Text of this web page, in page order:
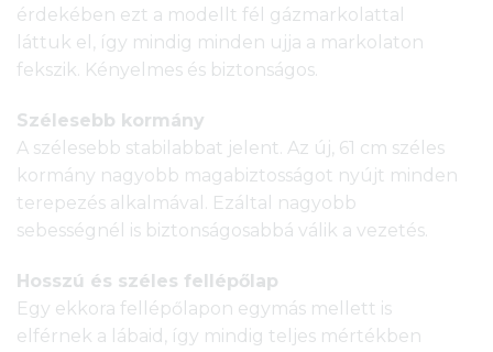
érdekében ezt a modellt fél gázmarkolattal
láttuk el, így mindig minden ujja a markolaton
fekszik. Kényelmes és biztonságos.
Szélesebb kormány
A szélesebb stabilabbat jelent. Az új, 61 cm széles
kormány nagyobb magabiztosságot nyújt minden
terepezés alkalmával. Ezáltal nagyobb
sebességnél is biztonságosabbá válik a vezetés.
Hosszú és széles fellépőlap
Egy ekkora fellépőlapon egymás mellett is
elférnek a lábaid, így mindig teljes mértékben